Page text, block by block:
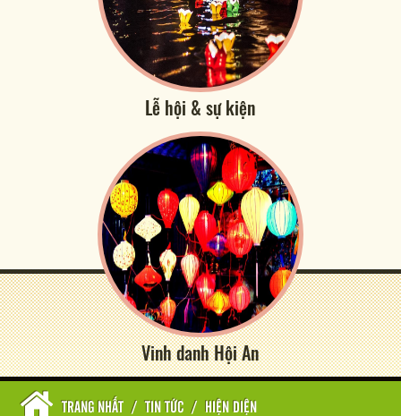
Lễ hội & sự kiện
Vinh danh Hội An
TRANG NHẤT / TIN TỨC / HIỆN DIỆN